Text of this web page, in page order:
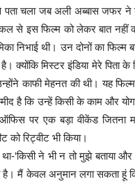
पता चला जब अली अब्बास जफर ने
से इस फिल्म को लेकर बात नहीं
निभाई थी। उन दोनों का फिल्म
क्योंकि मिस्टर इंडिया मेरे पिता
काफी मेहनत की थी। यह
है कि उन्हें किसी के काम और
पर एक बड़ा वीकेंड जितना
रिट्वीट भी किया।
‘किसी ने भी न तो मुझे बताया और
है। मैं केवल अनुमान लगा सकता हूं